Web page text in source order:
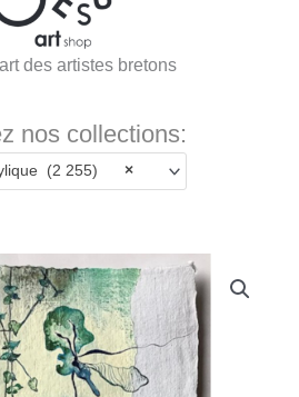
des artistes bretons
nos collections:
×
(2 255)